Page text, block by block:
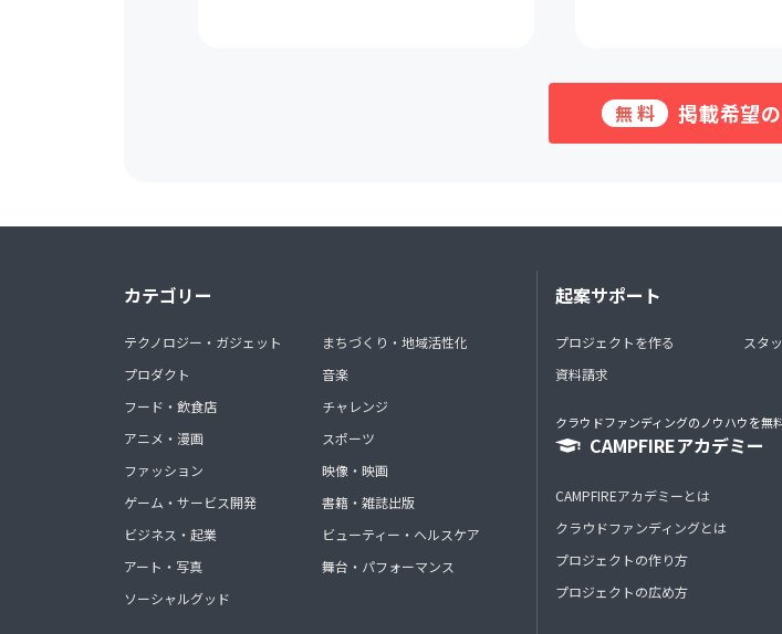
無料 掲載希望
カテゴリー
テクノロジー・ガジェット
プロダクト
フード・飲食店
アニメ・漫画
ファッション
ゲーム・サービス開発
ビジネス・起業
アート・写真
ソーシャルグッド
まちづくり・地域活性化
音楽
チャレンジ
スポーツ
映像・映画
書籍・雑誌出版
ビューティー・ヘルスケア
舞台・パフォーマンス
起案サポート
プロジェクトを作る
資料請求
スタ
クラウドファンディングのノウハウを無
CAMPFIREアカデミー
CAMPFIREアカデミーとは
クラウドファンディングとは
プロジェクトの作り方
プロジェクトの広め方